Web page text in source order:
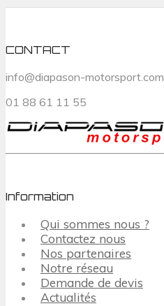
CONTACT
info@diapason-motorsport.com
01 88 61 11 55
Information
Qui sommes nous ?
Contactez nous
Nos partenaires
Notre réseau
Demande de devis
Actualités